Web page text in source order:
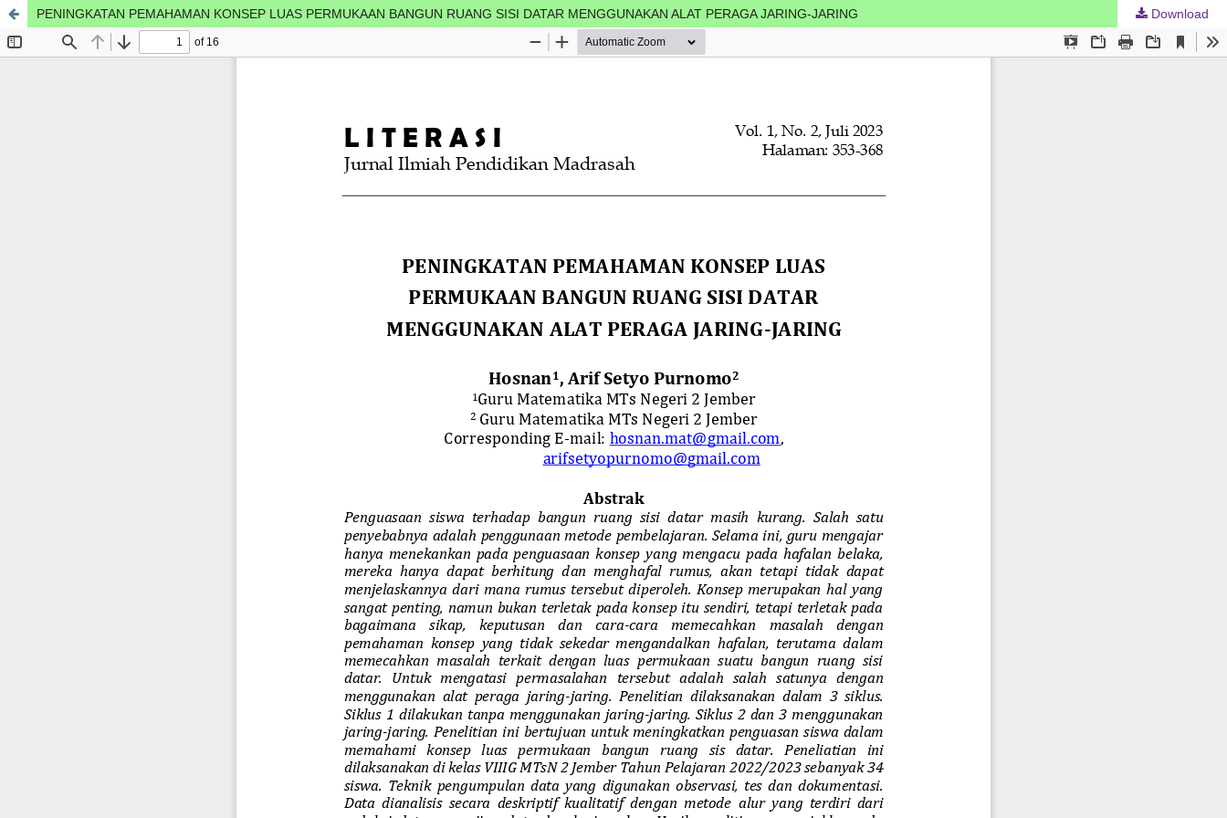
PENINGKATAN PEMAHAMAN KONSEP LUAS PERMUKAAN BANGUN RUANG SISI DATAR MENGGUNAKAN ALAT PERAGA JARING-JARING Download